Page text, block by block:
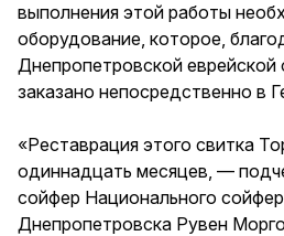
выполнения этой работы
оборудование, которое,
Днепропетровской
заказано непосредственно в
«Реставрация этого свитка
одиннадцать месяцев, —
сойфер Национального
Днепропетровска Рувен